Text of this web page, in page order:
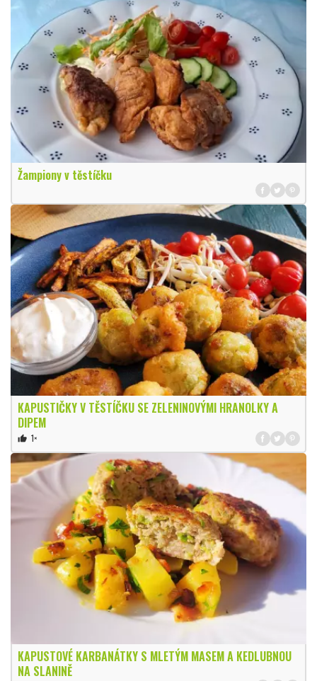
Žampiony v těstíčku
KAPUSTIČKY V TĚSTÍČKU SE ZELENINOVÝMI HRANOLKY A
DIPEM
thumb_up 1×
KAPUSTOVÉ KARBANÁTKY S MLETÝM MASEM A KEDLUBNOU
NA SLANINĚ